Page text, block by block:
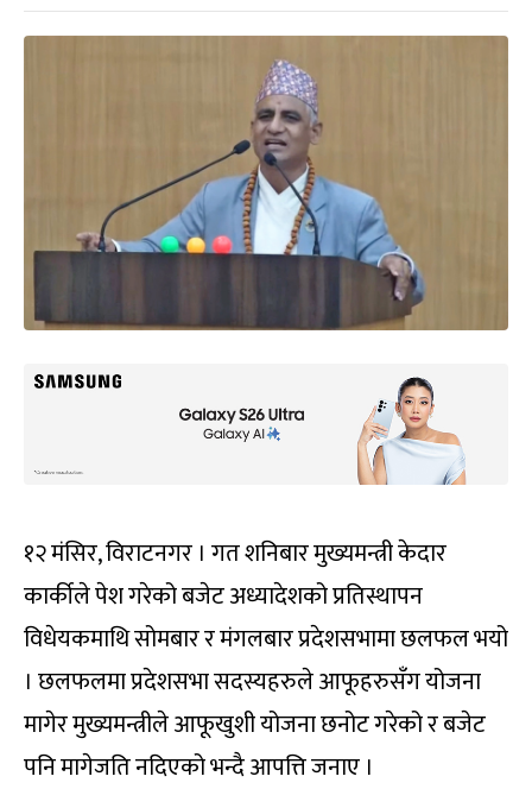
१२ मंसिर, विराटनगर । गत शनिबार मुख्यमन्त्री केदार
कार्कीले पेश गरेको बजेट अध्यादेशको प्रतिस्थापन
विधेयकमाथि सोमबार र मंगलबार प्रदेशसभामा छलफल भयो
। छलफलमा प्रदेशसभा सदस्यहरुले आफूहरुसँग योजना
मागेर मुख्यमन्त्रीले आफूखुशी योजना छनोट गरेको र बजेट
पनि मागेजति नदिएको भन्दै आपत्ति जनाए ।